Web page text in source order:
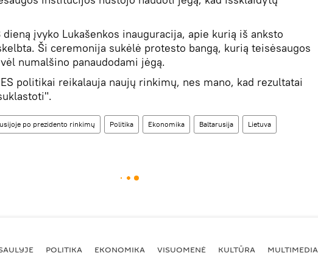
dieną įvyko Lukašenkos inauguracija, apie kurią iš anksto
Ši ceremonija sukėlė protesto bangą, kurią teisėsaugos
numalšino panaudodami jėgą.
politikai reikalauja naujų rinkimų, nes mano, kad rezultatai
po prezidento rinkimų Politika Ekonomika Baltarusija Lietuva
POLITIKA EKONOMIKA VISUOMENĖ KULTŪRA MULTIMEDIA